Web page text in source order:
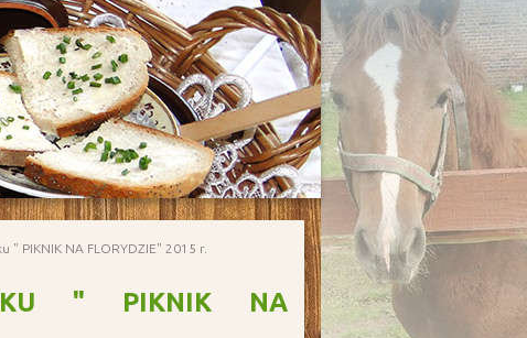
" PIKNIK NA FLORYDZIE" 2015 r.
" PIKNIK NA